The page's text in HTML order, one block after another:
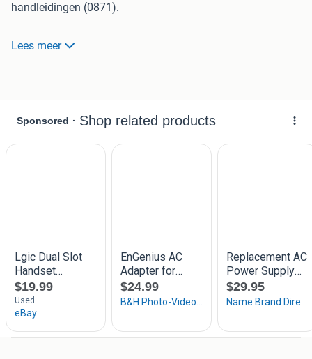
handleidingen (0871).
Eventuele verzendkosten euro 6,55
Lees meer